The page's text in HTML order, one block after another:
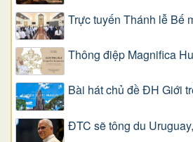
Trực tuyến Thánh lễ Bế
Thông điệp Magnifica
Bài hát chủ đề ĐH Giới
ĐTC sẽ tông du